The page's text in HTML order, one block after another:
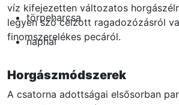
törpeharcsa
naphal
víz kifejezetten változatos
legyen szó célzott ragadozózásról
finomszerelékes pecáról.
Horgászmódszerek
A csatorna adottságai elsősorban